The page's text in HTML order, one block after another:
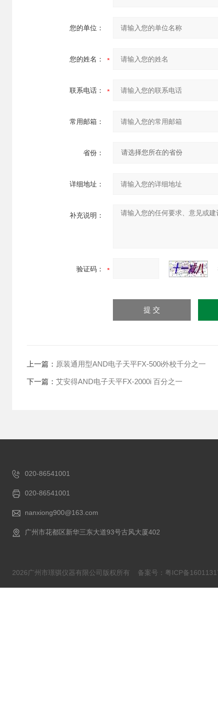
您的单位：
您的姓名：
联系电话：
常用邮箱：
省份：
详细地址：
补充说明：
验证码：
上一篇： 原装通用型AND电子天平FX-500i外校千分之一
下一篇： 艾安得AND电子天平FX-2000i 百分之一
020-86541001
020-86541001
nanxiong900@163.com
广州市花都区新华三东大道93号古风大厦402
2026广州市璟骐仪器有限公司版权所有 备案号：粤ICP备